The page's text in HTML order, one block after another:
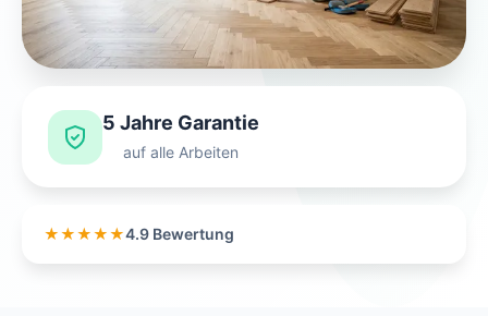
5 Jahre Garantie
auf alle Arbeiten
★★★★★4.9 Bewertung